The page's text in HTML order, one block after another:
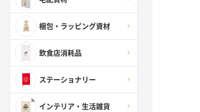
梱包・ラッピング資材
飲食店消耗品
ステーショナリー
インテリア・生活雑貨